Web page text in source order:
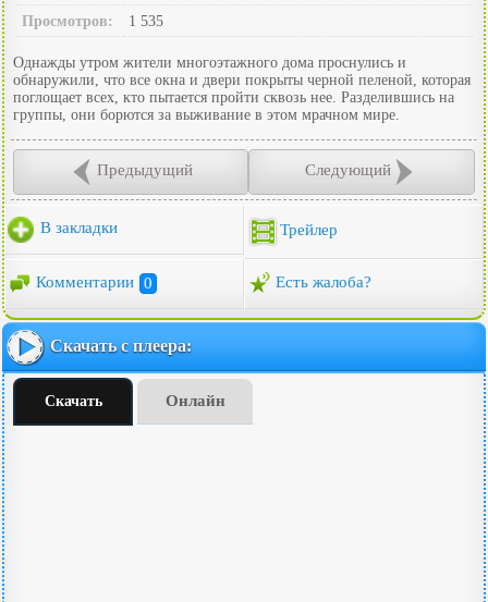
Просмотров: 1 535
Однажды утром жители многоэтажного дома проснулись и
обнаружили, что все окна и двери покрыты черной пеленой, которая
поглощает всех, кто пытается пройти сквозь нее. Разделившись на
группы, они борются за выживание в этом мрачном мире.
Предыдущий Следующий
В закладки Трейлер
Комментарии 0 Есть жалоба?
Скачать с плеера:
Скачать Онлайн